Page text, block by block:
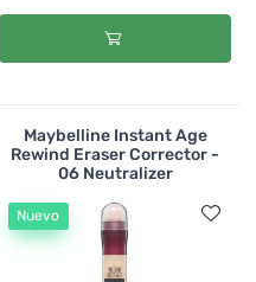
Maybelline Instant Age
Rewind Eraser Corrector -
06 Neutralizer
Nuevo